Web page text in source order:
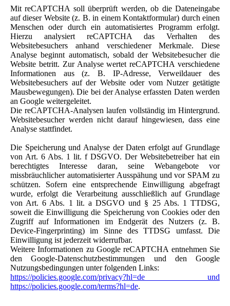
Mit reCAPTCHA soll überprüft werden, ob die Dateneingabe
auf dieser Website (z. B. in einem Kontaktformular) durch einen
Menschen oder durch ein automatisiertes Programm erfolgt.
Hierzu analysiert reCAPTCHA das Verhalten des
Websitebesuchers anhand verschiedener Merkmale. Diese
Analyse beginnt automatisch, sobald der Websitebesucher die
Website betritt. Zur Analyse wertet reCAPTCHA verschiedene
Informationen aus (z. B. IP-Adresse, Verweildauer des
Websitebesuchers auf der Website oder vom Nutzer getätigte
Mausbewegungen). Die bei der Analyse erfassten Daten werden
an Google weitergeleitet.
Die reCAPTCHA-Analysen laufen vollständig im Hintergrund.
Websitebesucher werden nicht darauf hingewiesen, dass eine
Analyse stattfindet.
Die Speicherung und Analyse der Daten erfolgt auf Grundlage
von Art. 6 Abs. 1 lit. f DSGVO. Der Websitebetreiber hat ein
berechtigtes Interesse daran, seine Webangebote vor
missbräuchlicher automatisierter Ausspähung und vor SPAM zu
schützen. Sofern eine entsprechende Einwilligung abgefragt
wurde, erfolgt die Verarbeitung ausschließlich auf Grundlage
von Art. 6 Abs. 1 lit. a DSGVO und § 25 Abs. 1 TTDSG,
soweit die Einwilligung die Speicherung von Cookies oder den
Zugriff auf Informationen im Endgerät des Nutzers (z. B.
Device-Fingerprinting) im Sinne des TTDSG umfasst. Die
Einwilligung ist jederzeit widerrufbar.
Weitere Informationen zu Google reCAPTCHA entnehmen Sie
den Google-Datenschutzbestimmungen und den Google
Nutzungsbedingungen unter folgenden Links:
https://policies.google.com/privacy?hl=de und
https://policies.google.com/terms?hl=de.